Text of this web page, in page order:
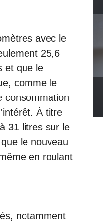
avec le
25,6
et que le
comme le
consommation
À titre
31 litres sur le
le nouveau
en roulant
notamment